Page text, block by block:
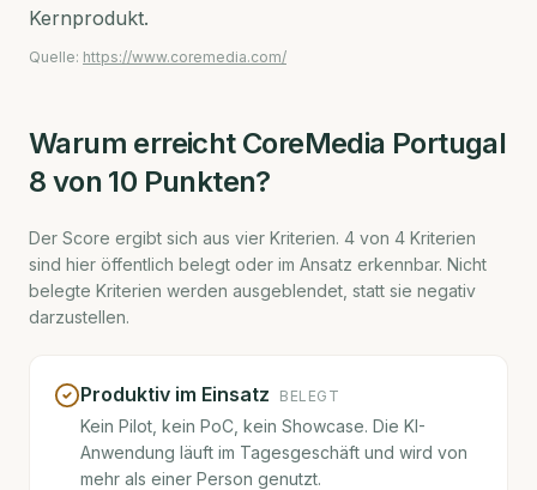
Kernprodukt.
Quelle: https://www.coremedia.com/
Warum erreicht CoreMedia Portugal
8 von 10 Punkten?
Der Score ergibt sich aus vier Kriterien. 4 von 4 Kriterien
sind hier öffentlich belegt oder im Ansatz erkennbar. Nicht
belegte Kriterien werden ausgeblendet, statt sie negativ
darzustellen.
Produktiv im Einsatz BELEGT
Kein Pilot, kein PoC, kein Showcase. Die KI-
Anwendung läuft im Tagesgeschäft und wird von
mehr als einer Person genutzt.